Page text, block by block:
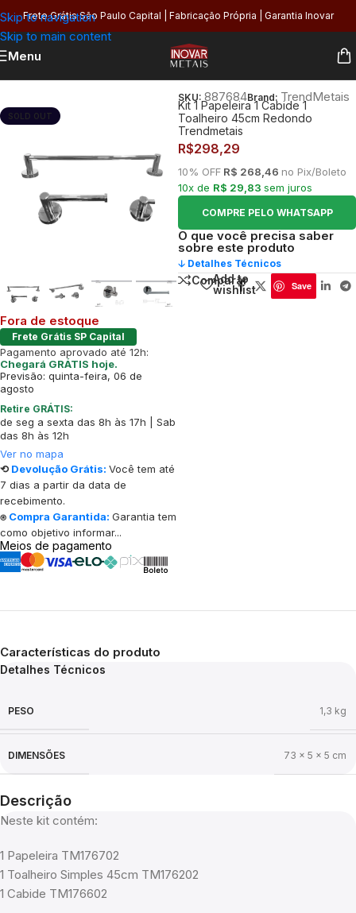
Skip to navigation
Skip to main content
Frete Grátis São Paulo Capital | Fabricação Própria | Garantia Inovar
Menu
SOLD OUT
Fora de estoque
Frete Grátis SP Capital
Pagamento aprovado até 12h:
Chegará GRÁTIS hoje.
Previsão: quinta-feira, 06 de
agosto
Retire GRÁTIS:
de seg a sexta das 8h às 17h | Sab
das 8h às 12h
Ver no mapa
⟲ Devolução Grátis: Você tem até
7 dias a partir da data de
recebimento.
⍟ Compra Garantida: Garantia tem
como objetivo informar...
Meios de pagamento
SKU: 887684Brand: TrendMetais
Kit 1 Papeleira 1 Cabide 1
Toalheiro 45cm Redondo
Trendmetais
R$298,29
10% OFF R$ 268,46 no Pix/Boleto
10x de R$ 29,83 sem juros
COMPRE PELO WHATSAPP
O que você precisa saber
sobre este produto
🡣 Detalhes Técnicos
Comparar
Add to
wishlist
Save
Características do produto
Detalhes Técnicos
PESO 1,3 kg
DIMENSÕES 73 × 5 × 5 cm
Descrição
Neste kit contém:
1 Papeleira TM176702
1 Toalheiro Simples 45cm TM176202
1 Cabide TM176602